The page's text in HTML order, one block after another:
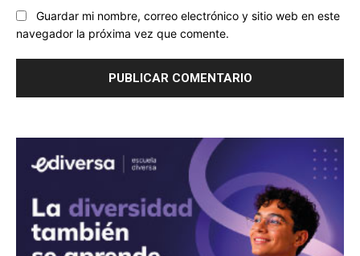
Guardar mi nombre, correo electrónico y sitio web en este
navegador la próxima vez que comente.